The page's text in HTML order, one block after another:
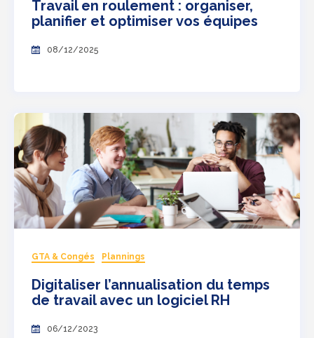
Travail en roulement : organiser,
planifier et optimiser vos équipes
08/12/2025
GTA & Congés Plannings
Digitaliser l’annualisation du temps
de travail avec un logiciel RH
06/12/2023